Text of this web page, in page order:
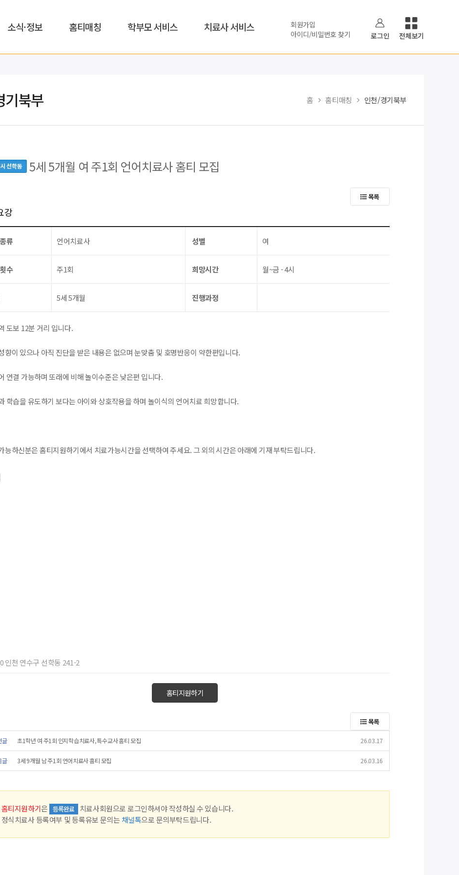
소식·정보 홈티매칭 학부모 서비스 치료사 서비스
회원가입
아이디/비밀번호 찾기
로그인 전체보기
기북부 홈 홈티매칭 인천/경기북부
선학동 5세 5개월 여 주1회 언어치료사 홈티 모집
목록
강
류 언어치료사 성별 여
수 주1회 희망시간 월~금 - 4시
5세 5개월 진행과정
도보 12분 거리 입니다.
향이 있으나 아직 진단을 받은 내용은 없으며 눈맞춤 및 호명반응이 약한편입니다.
연결 가능하며 또래에 비해 놀이수준은 낮은편 입니다.
학습을 유도하기 보다는 아이와 상호작용을 하며 놀이식의 언어치료 희망합니다.
능하신분은 홈티지원하기에서 치료가능시간을 선택하여 주세요. 그 외의 시간은 아래에 기재 부탁드립니다.
인천 연수구 선학동 241-2
홈티지원하기
목록
글 초1학년 여 주1회 인지학습치료사, 특수교사 홈티 모집 26.03.17
글 3세 9개월 남 주1회 언어치료사 홈티 모집 26.03.16
홈티지원하기은 등록완료
치료사회원으로 로그인하셔야 작성하실 수 있습니다.
식치료사 등록여부 및 등록유보 문의는 채널톡으로 문의부탁드립니다.